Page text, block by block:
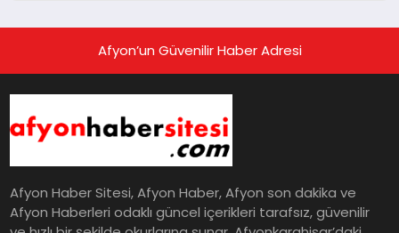
Afyon’un Güvenilir Haber Adresi
Afyon Haber Sitesi, Afyon Haber, Afyon son dakika ve
Afyon Haberleri odaklı güncel içerikleri tarafsız, güvenilir